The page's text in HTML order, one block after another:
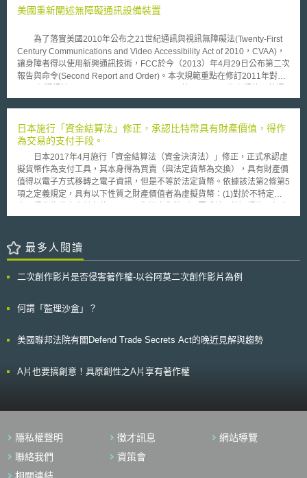
決定將為車輛製造商，道路營運者和其他人提供一個法源依據，以便於歐洲
力促進我們實現我們對道路安全的願景，並作為實現聯網化和自動化移動性
的重要基礎。」 車輛，交通號誌和高速公路在裝配合規之聯網技術裝
置後，可向周圍的所有交通使用者發送標準化之訊息，此將是實現車間通訊
的重要里程碑。該授權規則將確保不同系統間擁有協同工作能力，使所有配
備該技術的站點能在開放網路中安全地與任何其他站點交換資訊，並讓系統
可順利運行，透過車輛間以及車輛和交通基礎設施之間的連接，也能幫助駕
駛員做出正確的決策並視交通狀況來改善道路安全性、交通效率及舒適性。
美國重新闡述無障礙通訊設備裝置
為了落實美國2010年公布之21世紀通訊與視訊無障礙法(Twenty-First
Century Communications and Video Accessibility Act of 2010，CVAA)，
讓身障者得以使用新興通訊技術，FCC於今（2013）年4月29日公布第二次
報告與命令(Second Report and Order)。本次規範重點在修訂2011年對
訊服務與設備製造之業者，負擔更多的無障礙義務。 針對第716條，規
覽器後，將被視為具有提供先進通訊服務(Advanced Communications
Services，ACS)之能力，而須提供身障人士無障礙使用非互連VOIP(non-
於2011年，FCC將消費者終端設備皆納為先進通訊服務，而須承擔無障礙
義務，本次規則限縮設備製造商之無障礙使用義務。至於第718條則是要求
手機製造商與電信服務商提供之手機，如具有網路瀏覽器，則須能使視障者
無障礙使用。例如以語音將網址輸入於地址攔(Address Bar)、或是準確使
件可不受無障礙使用限制： 1.手機無法進行相容。 2.設備為客製化、且未有
公開販售。 美國於2010年時超過40%以上的成年人，使用網際網路收
發郵件、或獲取即時消息，但是，身障者卻難以享有資通訊的便利性。是
日本施行「資金結算法」修正，承認比特幣具有財產價值，得作
為交易的支付手段。
日本2017年4月施行「資金結算法（資金決済法）」修正，正式承認虛
擬貨幣作為支付工具，其本身得為買賣（與法定貨幣為交換），具有財產價
值得以電子方式移轉之電子資訊，但是不等於法定貨幣。依據該法第2條第5
項之定義規定，具有以下性質之財產價值者為虛擬貨幣：(1)對於不特定
易；(2)以電子數位技術為紀錄與移轉；(3)非為法定貨幣或法定貨幣所成立
Mt.Gox發生破產，導致鉅額比特幣消失事件，為了保護消費者與防止洗錢而
為法律制度之整備。該法對於虛擬貨幣交易所為管制，(1)要求提供虛擬貨
日圓以上）；(2)對於利用者必須為適切之資訊提供；(3)為了適切管理利用
為了防制洗錢，交易時必須為本人確認；(5)對於交易所為日常業務監督，
有11家完成登記程序，12月4日有5家完成登記，共16家目前為登記合法之
幣可以作為支付手段，其他承認虛擬貨幣作為支付手段的商店也漸漸增加
中，虛擬貨幣與一般民眾的生活漸為結合。但是虛擬貨幣仍有其風險，從國
有提供虛擬貨幣相關機制之資訊（包含交易內容與手續費），利用者應先聽
取後，再決定是否為交易。利用者對於虛擬貨幣交易經歷或戶頭餘額應隨時
最多人閱讀
二次創作影片是否侵害著作權-以谷阿莫二次創作影片為例
何謂「監理沙盒」？
美國聯邦法院有關Defend Trade Secrets Act的晚近見解與趨勢
A片也要搞創意！具原創性之A片享有著作權
隱私權聲明 徵才訊息
網站導覽
聯絡我們
資策會
相關連結